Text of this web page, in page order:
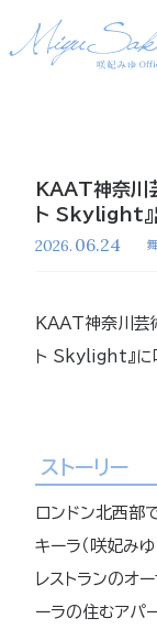
KAAT神奈川
ト Skylight』
2026. 06.24
KAAT神奈川芸
ト Skylight』に
ストーリー
ロンドン北西部
キーラ（咲妃み
レストランのオ
ーラの住むアパ